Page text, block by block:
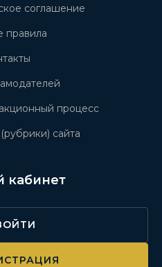
соглашение
процесс
сайта
кабинет